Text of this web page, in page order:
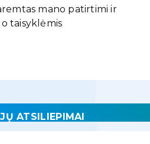
mano patirtimi ir
taisyklėmis
ATSILIEPIMAI